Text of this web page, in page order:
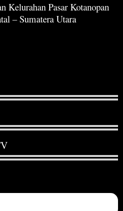
Kelurahan Pasar Kotanopan
– Sumatera Utara